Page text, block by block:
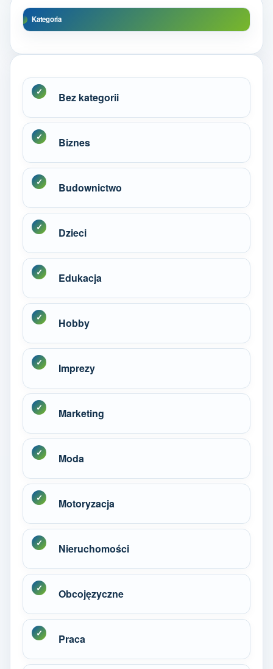
Kategoria
Bez kategorii
Biznes
Budownictwo
Dzieci
Edukacja
Hobby
Imprezy
Marketing
Moda
Motoryzacja
Nieruchomości
Obcojęzyczne
Praca